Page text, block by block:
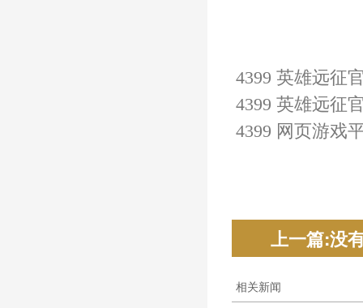
4399 英雄远征
4399 英雄远征
4399 网页游戏
上一篇:没
相关新闻